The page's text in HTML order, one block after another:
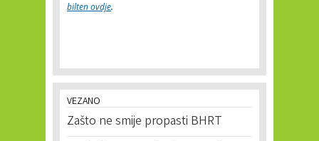
bilten ovdje.
VEZANO
Zašto ne smije propasti BHRT